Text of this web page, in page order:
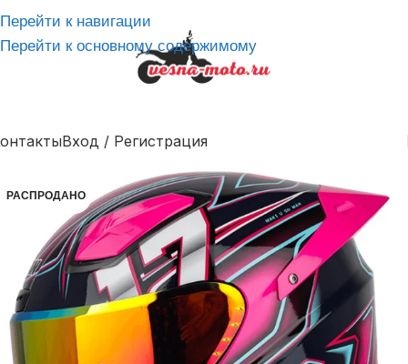
Перейти к навигации
Перейти к основному содержимому
Вход / Регистрация
РАСПРОДАНО